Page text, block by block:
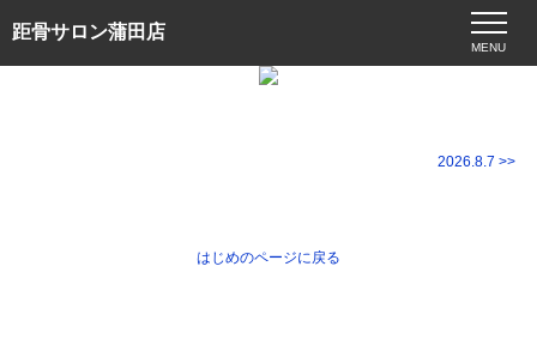
距骨サロン蒲田店
MENU
2026.8.7 >>
はじめのページに戻る